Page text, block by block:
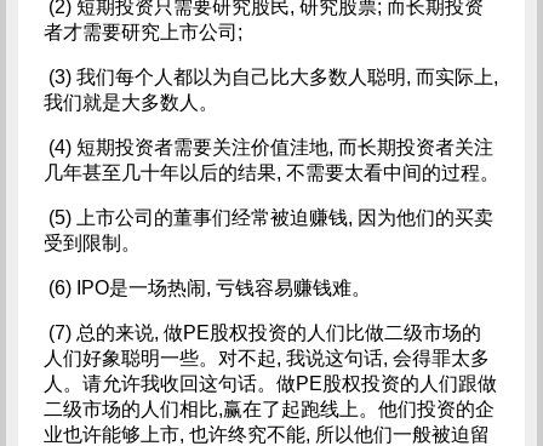
(2) 短期投资只需要研究股民, 研究股票; 而长期投资
者才需要研究上市公司;
(3) 我们每个人都以为自己比大多数人聪明, 而实际上,
我们就是大多数人。
(4) 短期投资者需要关注价值洼地, 而长期投资者关注
几年甚至几十年以后的结果, 不需要太看中间的过程。
(5) 上市公司的董事们经常被迫赚钱, 因为他们的买卖
受到限制。
(6) IPO是一场热闹, 亏钱容易赚钱难。
(7) 总的来说, 做PE股权投资的人们比做二级市场的
人们好象聪明一些。对不起, 我说这句话, 会得罪太多
人。请允许我收回这句话。做PE股权投资的人们跟做
二级市场的人们相比,赢在了起跑线上。他们投资的企
业也许能够上市, 也许终究不能, 所以他们一般被迫留